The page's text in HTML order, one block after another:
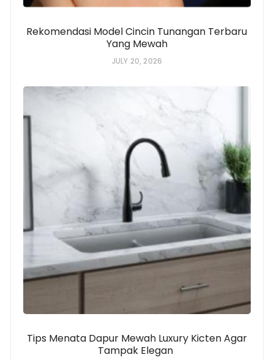
Rekomendasi Model Cincin Tunangan Terbaru
Yang Mewah
JULY 20, 2026
Tips Menata Dapur Mewah Luxury Kicten Agar
Tampak Elegan